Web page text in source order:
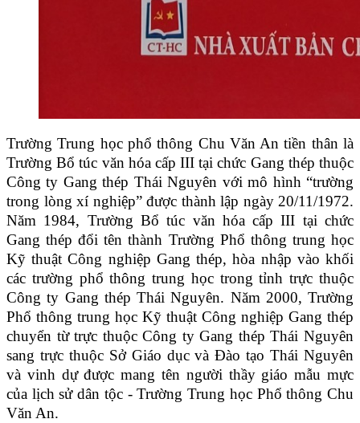
Trường Trung học phổ thông Chu Văn An tiền thân là
Trường Bổ túc văn hóa cấp III tại chức Gang thép thuộc
Công ty Gang thép Thái Nguyên với mô hình “trường
trong lòng xí nghiệp” được thành lập ngày 20/11/1972.
Năm 1984, Trường Bổ túc văn hóa cấp III tại chức
Gang thép đổi tên thành Trường Phổ thông trung học
Kỹ thuật Công nghiệp Gang thép, hòa nhập vào khối
các trường phổ thông trung học trong tỉnh trực thuộc
Công ty Gang thép Thái Nguyên. Năm 2000, Trường
Phổ thông trung học Kỹ thuật Công nghiệp Gang thép
chuyển từ trực thuộc Công ty Gang thép Thái Nguyên
sang trực thuộc Sở Giáo dục và Đào tạo Thái Nguyên
và vinh dự được mang tên người thầy giáo mẫu mực
của lịch sử dân tộc - Trường Trung học Phổ thông Chu
Văn An.